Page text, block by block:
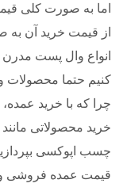
اما به صورت کلی
از قیمت خرید آن
انواع وال پست مدرن
کنیم حتما محصولات
چرا که با خرید
خرید محصولاتی
چسب اپوکسی
قیمت عمده فروشی